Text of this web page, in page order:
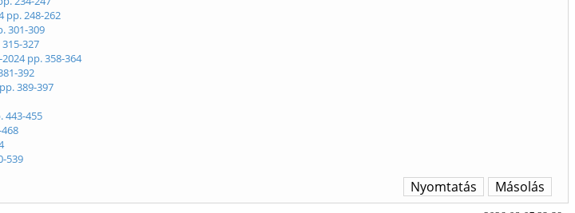
pp. 248-262
301-309
327
pp. 358-364
392
389-397
443-455
539
Másolás
Nyomtatás